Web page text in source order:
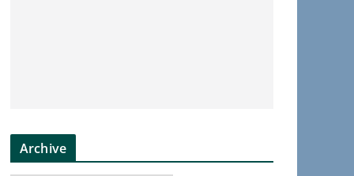
Archive